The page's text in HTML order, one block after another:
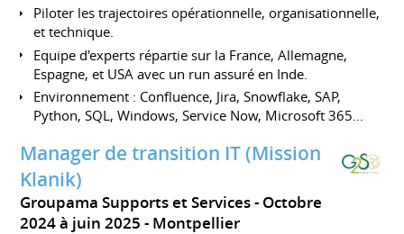
Piloter les trajectoires opérationnelle, organisationnelle,
et technique.
Equipe d'experts répartie sur la France, Allemagne,
Espagne, et USA avec un run assuré en Inde.
Environnement : Confluence, Jira, Snowflake, SAP,
Python, SQL, Windows, Service Now, Microsoft 365...
Manager de transition IT (Mission
Klanik)
Groupama Supports et Services
Octobre
2024 à juin 2025 Montpellier